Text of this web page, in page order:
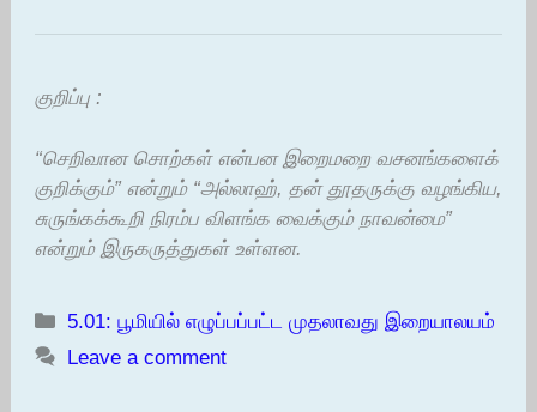
குறிப்பு :
“செறிவான சொற்கள் என்பன இறைமறை வசனங்களைக்
குறிக்கும்” என்றும் “அல்லாஹ், தன் தூதருக்கு வழங்கிய,
சுருங்கக்கூறி நிரம்ப விளங்க வைக்கும் நாவன்மை”
என்றும் இருகருத்துகள் உள்ளன.
Categories
5.01: பூமியில் எழுப்பப்பட்ட முதலாவது இறையாலயம்
Leave a comment